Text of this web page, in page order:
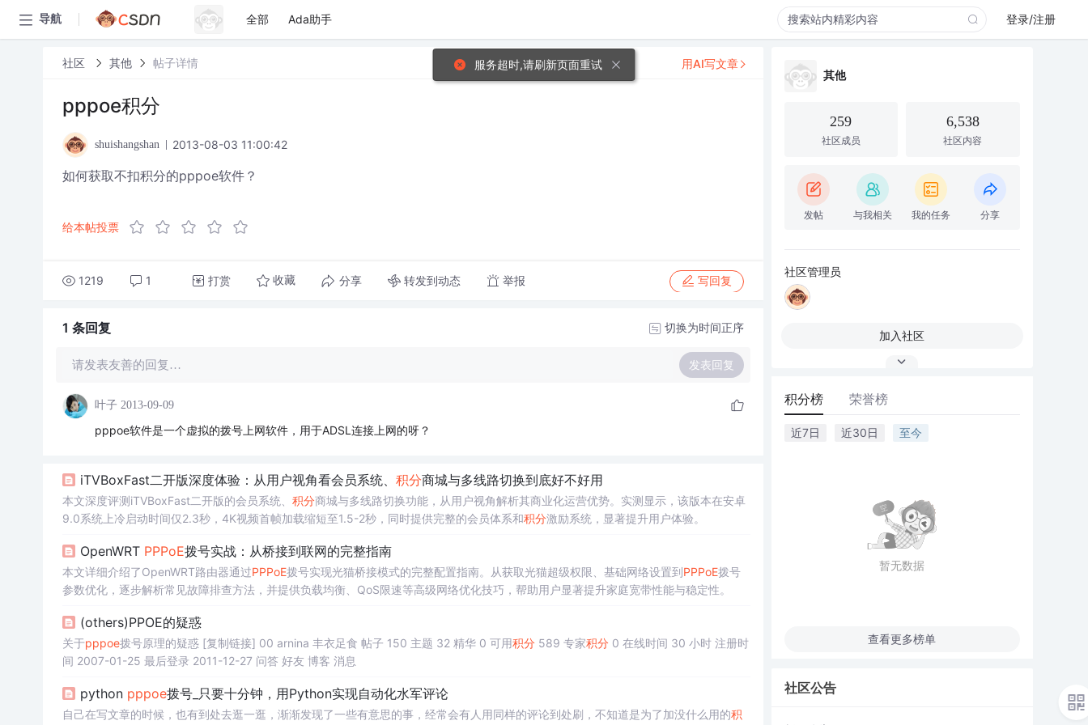
导航 全部 Ada助手 登录/注册
社区 其他 帖子详情
pppoe积分
shuishangshan 2013-08-03 11:00:42
如何获取不扣积分的pppoe软件？
给本帖投票
1219 1 打赏 收藏 分享 转发到动态 举报 写回复
用AI写文章
1 条回复 切换为时间正序
请发表友善的回复… 发表回复
叶子 2013-09-09
pppoe软件是一个虚拟的拨号上网软件，用于ADSL连接上网的呀？
iTVBoxFast二开版深度体验：从用户视角看会员系统、 积分商城与多线路切换到底好不好用
本文深度评测iTVBoxFast二开版的会员系统、 积分商城与多线路切换功能，从用户视角解析其商业化运营优势。实测显示，该版本在安卓
9.0系统上冷启动时间仅2.3秒，4K视频首帧加载缩短至1.5-2秒，同时提供完整的会员体系和积分激励系统，显著提升用户体验。
OpenWRT PPPoE拨号实战：从桥接到联网的完整指南
本文详细介绍了OpenWRT路由器通过PPPoE拨号实现光猫桥接模式的完整配置指南。从获取光猫超级权限、基础网络设置到PPPoE拨号
参数优化，逐步解析常见故障排查方法，并提供负载均衡、QoS限速等高级网络优化技巧，帮助用户显著提升家庭宽带性能与稳定性。
(others)PPOE的疑惑
关于pppoe 拨号原理的疑惑 [复制链接] 00 arnina 丰衣足食 帖子 150 主题 32 精华 0 可用积分589 专家积分0 在线时间 30 小时 注册时
间 2007-01-25 最后登录 2011-12-27 问答 好友 博客 消息
python pppoe拨号_只要十分钟，用Python实现自动化水军评论
自己在写文章的时候，也有到处去逛一逛，渐渐发现了一些有意思的事，经常会有人用同样的评论到处刷，不知道是为了加没什么用的积
其他
259
社区成员
6,538
社区内容
发帖 与我相关 我的任务 分享
社区管理员
加入社区
积分榜 荣誉榜
近7日 近30日 至今
暂无数据
查看更多榜单
社区公告
服务超时,请刷新页面重试